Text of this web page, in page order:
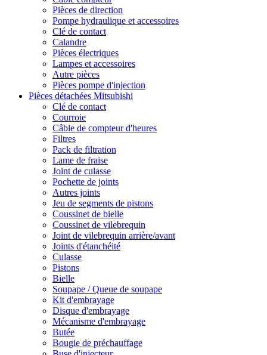
Pièces de direction
Pompe hydraulique et accessoires
Clé de contact
Calandre
Pièces électriques
Lampes et accessoires
Autre pièces
Pièces pompe d'injection
Pièces détachées Mitsubishi
Clé de contact
Courroie
Câble de compteur d'heures
Filtres
Pack de filtration
Lame de fraise
Joint de culasse
Pochette de joints
Autres joints
Jeu de segments de pistons
Coussinet de bielle
Coussinet de vilebrequin
Joint de vilebrequin arrière/avant
Joints d'étanchéité
Culasse
Pistons
Bielle
Soupape / Queue de soupape
Kit d'embrayage
Disque d'embrayage
Mécanisme d'embrayage
Butée
Bougie de préchauffage